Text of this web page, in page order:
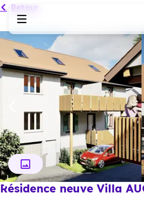
Programmes neufs
Habiter
Investir
Actualités
Ressources
Retour
Résidence neuve Villa